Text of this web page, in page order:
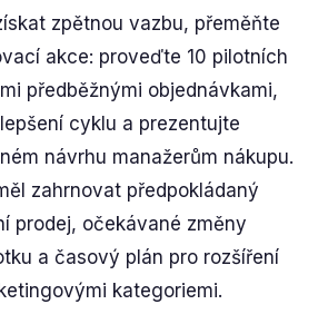
zpětnou vazbu, přeměňte
akce: proveďte 10 pilotních
předběžnými objednávkami,
cyklu a prezentujte
návrhu manažerům nákupu.
zahrnovat předpokládaný
prodej, očekávané změny
a časový plán pro rozšíření
kategoriemi.